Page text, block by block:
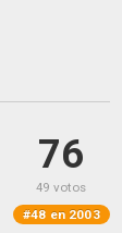
76
49 votos
#48 en 2003